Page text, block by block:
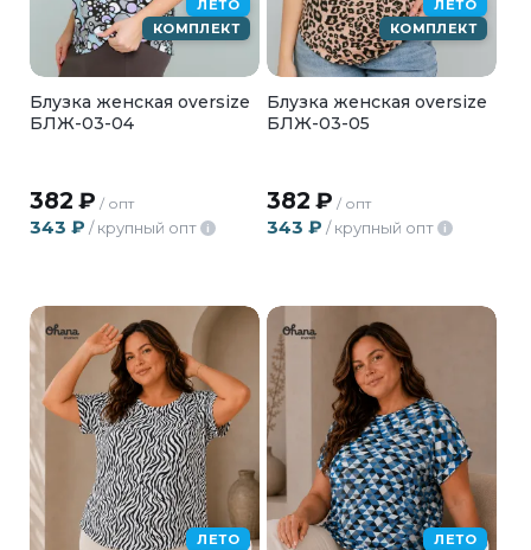
ЛЕТО
КОМПЛЕКТ
Блузка женская oversize
БЛЖ-03-04
382 ₽ / опт
343 ₽ / крупный опт i
ЛЕТО
КОМПЛЕКТ
Блузка женская oversize
БЛЖ-03-05
382 ₽ / опт
343 ₽ / крупный опт i
ЛЕТО
ЛЕТО